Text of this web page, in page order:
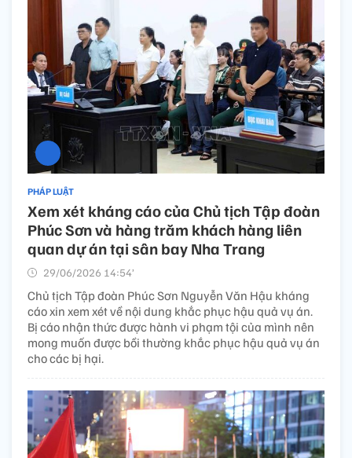
PHÁP LUẬT
Xem xét kháng cáo của Chủ tịch Tập đoàn
Phúc Sơn và hàng trăm khách hàng liên
quan dự án tại sân bay Nha Trang
29/06/2026 14:54’
Chủ tịch Tập đoàn Phúc Sơn Nguyễn Văn Hậu kháng
cáo xin xem xét về nội dung khắc phục hậu quả vụ án.
Bị cáo nhận thức được hành vi phạm tội của mình nên
mong muốn được bồi thường khắc phục hậu quả vụ án
cho các bị hại.